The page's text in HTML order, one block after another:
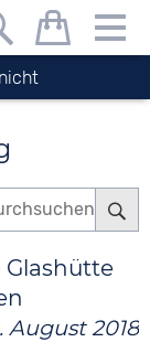
August 2018